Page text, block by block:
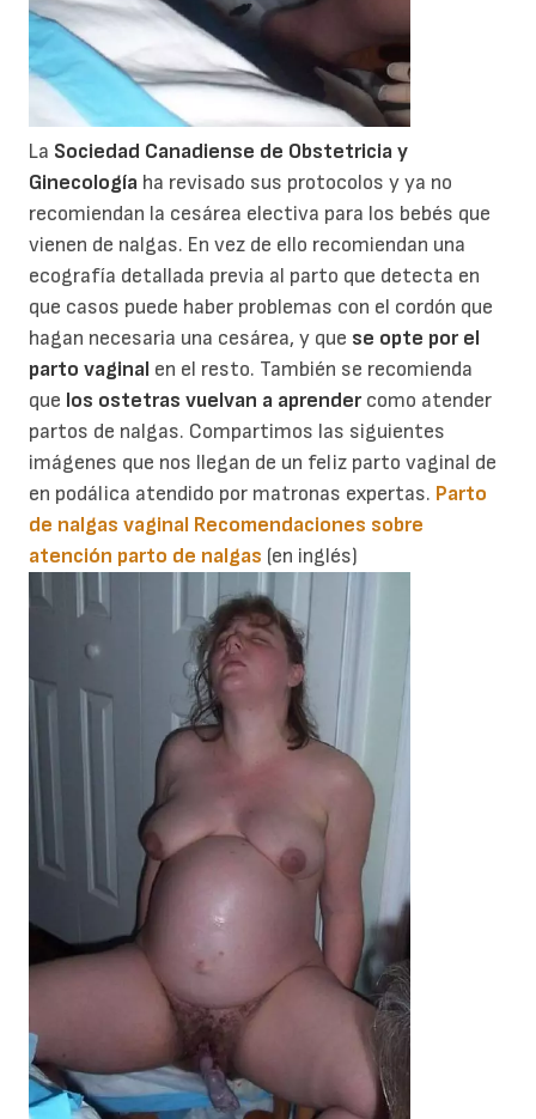
La Sociedad Canadiense de Obstetricia y
Ginecología ha revisado sus protocolos y ya no
recomiendan la cesárea electiva para los bebés que
vienen de nalgas. En vez de ello recomiendan una
ecografía detallada previa al parto que detecta en
que casos puede haber problemas con el cordón que
hagan necesaria una cesárea, y que se opte por el
parto vaginal en el resto. También se recomienda
que los ostetras vuelvan a aprender como atender
partos de nalgas. Compartimos las siguientes
imágenes que nos llegan de un feliz parto vaginal de
en podálica atendido por matronas expertas. Parto
de nalgas vaginal Recomendaciones sobre
atención parto de nalgas (en inglés)